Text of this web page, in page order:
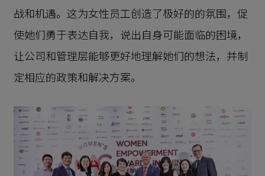
战和机遇。这为女性员工创造了极好的的氛围，促
使她们勇于表达自我，说出自身可能面临的困境，
让公司和管理层能够更好地理解她们的想法，并制
定相应的政策和解决方案。